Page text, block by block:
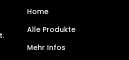
Home
Alle Produkte
Mehr Infos